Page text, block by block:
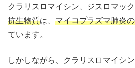
クラリスロマイシン、ジスロマッ
抗生物質は、 マイコプラズマ肺炎
ています。
しかしながら、クラリスロマイシ